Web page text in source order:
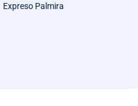
Expreso Palmira